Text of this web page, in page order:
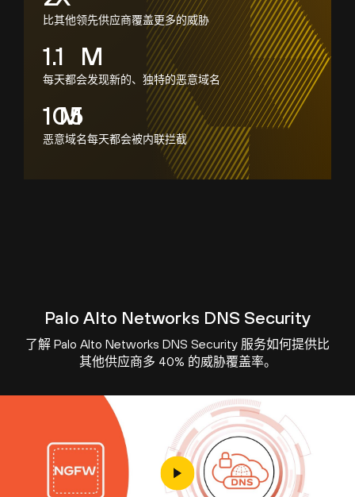
比其他领先供应商覆盖更多的威胁
1.6 M
每天都会发现新的、独特的恶意域名
154
M
恶意域名每天都会被内联拦截
Palo Alto Networks DNS Security
了解 Palo Alto Networks DNS Security 服务如何提供比
其他供应商多 40% 的威胁覆盖率。